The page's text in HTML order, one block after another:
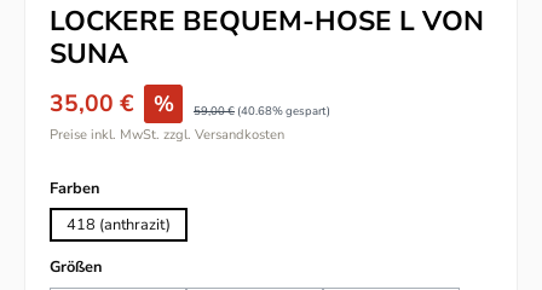
LOCKERE BEQUEM-HOSE L VON
SUNA
35,00 € % 59,00 € (40.68% gespart)
Preise inkl. MwSt. zzgl. Versandkosten
Farbenauswählen
418 (anthrazit)
Größenauswählen